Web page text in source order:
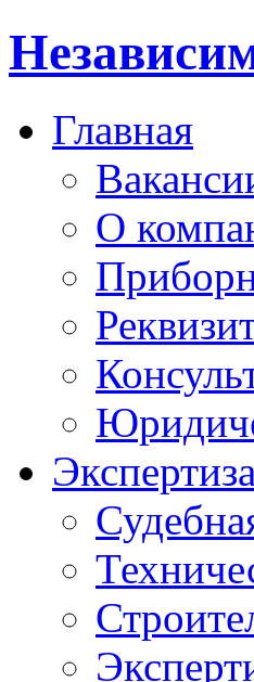
Главная
О
Экспертиза